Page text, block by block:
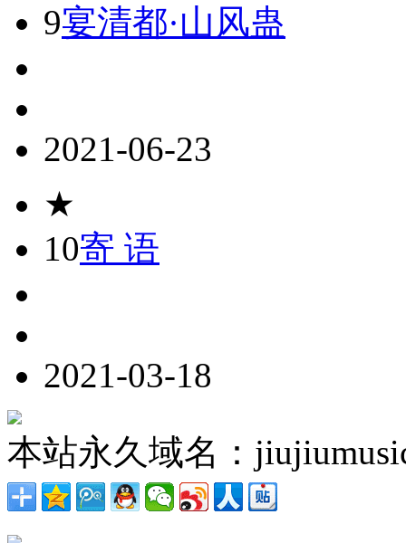
9宴清都·山风蛊
2021-06-23
★
10寄 语
2021-03-18
本站永久域名：